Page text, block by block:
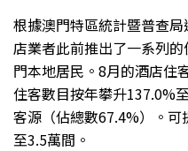
根據澳門特區統計暨普查
店業者此前推出了一系列
門本地居民。8月的酒店住
住客數目按年攀升137.0%
客源（佔總數67.4%）。可
至3.5萬間。